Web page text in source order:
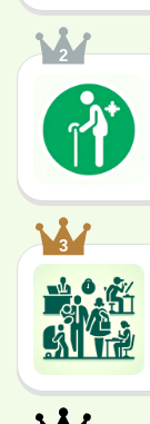
2
3